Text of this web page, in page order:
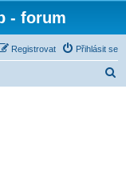
- forum
Přihlásit se
Registrovat